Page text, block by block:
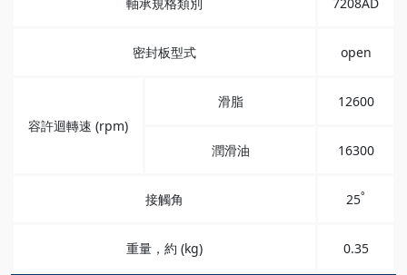
密封板型式 open
容許迴轉速 (rpm)
滑脂 12600
潤滑油 16300
接觸角 25°
重量，約 (kg) 0.35